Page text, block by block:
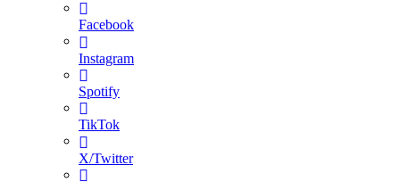
Facebook
Instagram
Spotify
TikTok
X/Twitter